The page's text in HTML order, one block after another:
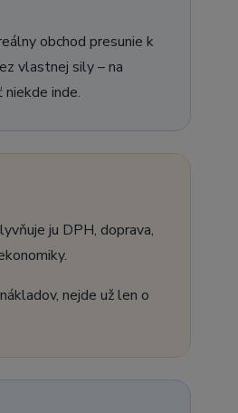
obchod presunie k
vlastnej sily – na
inde.
ju DPH, doprava,
nejde už len o